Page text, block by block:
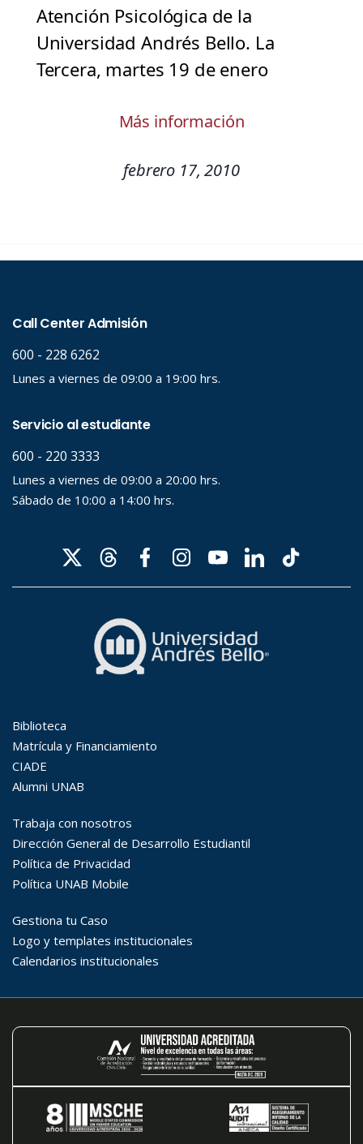
Atención Psicológica de la
Universidad Andrés Bello. La
Tercera, martes 19 de enero
Más información
febrero 17, 2010